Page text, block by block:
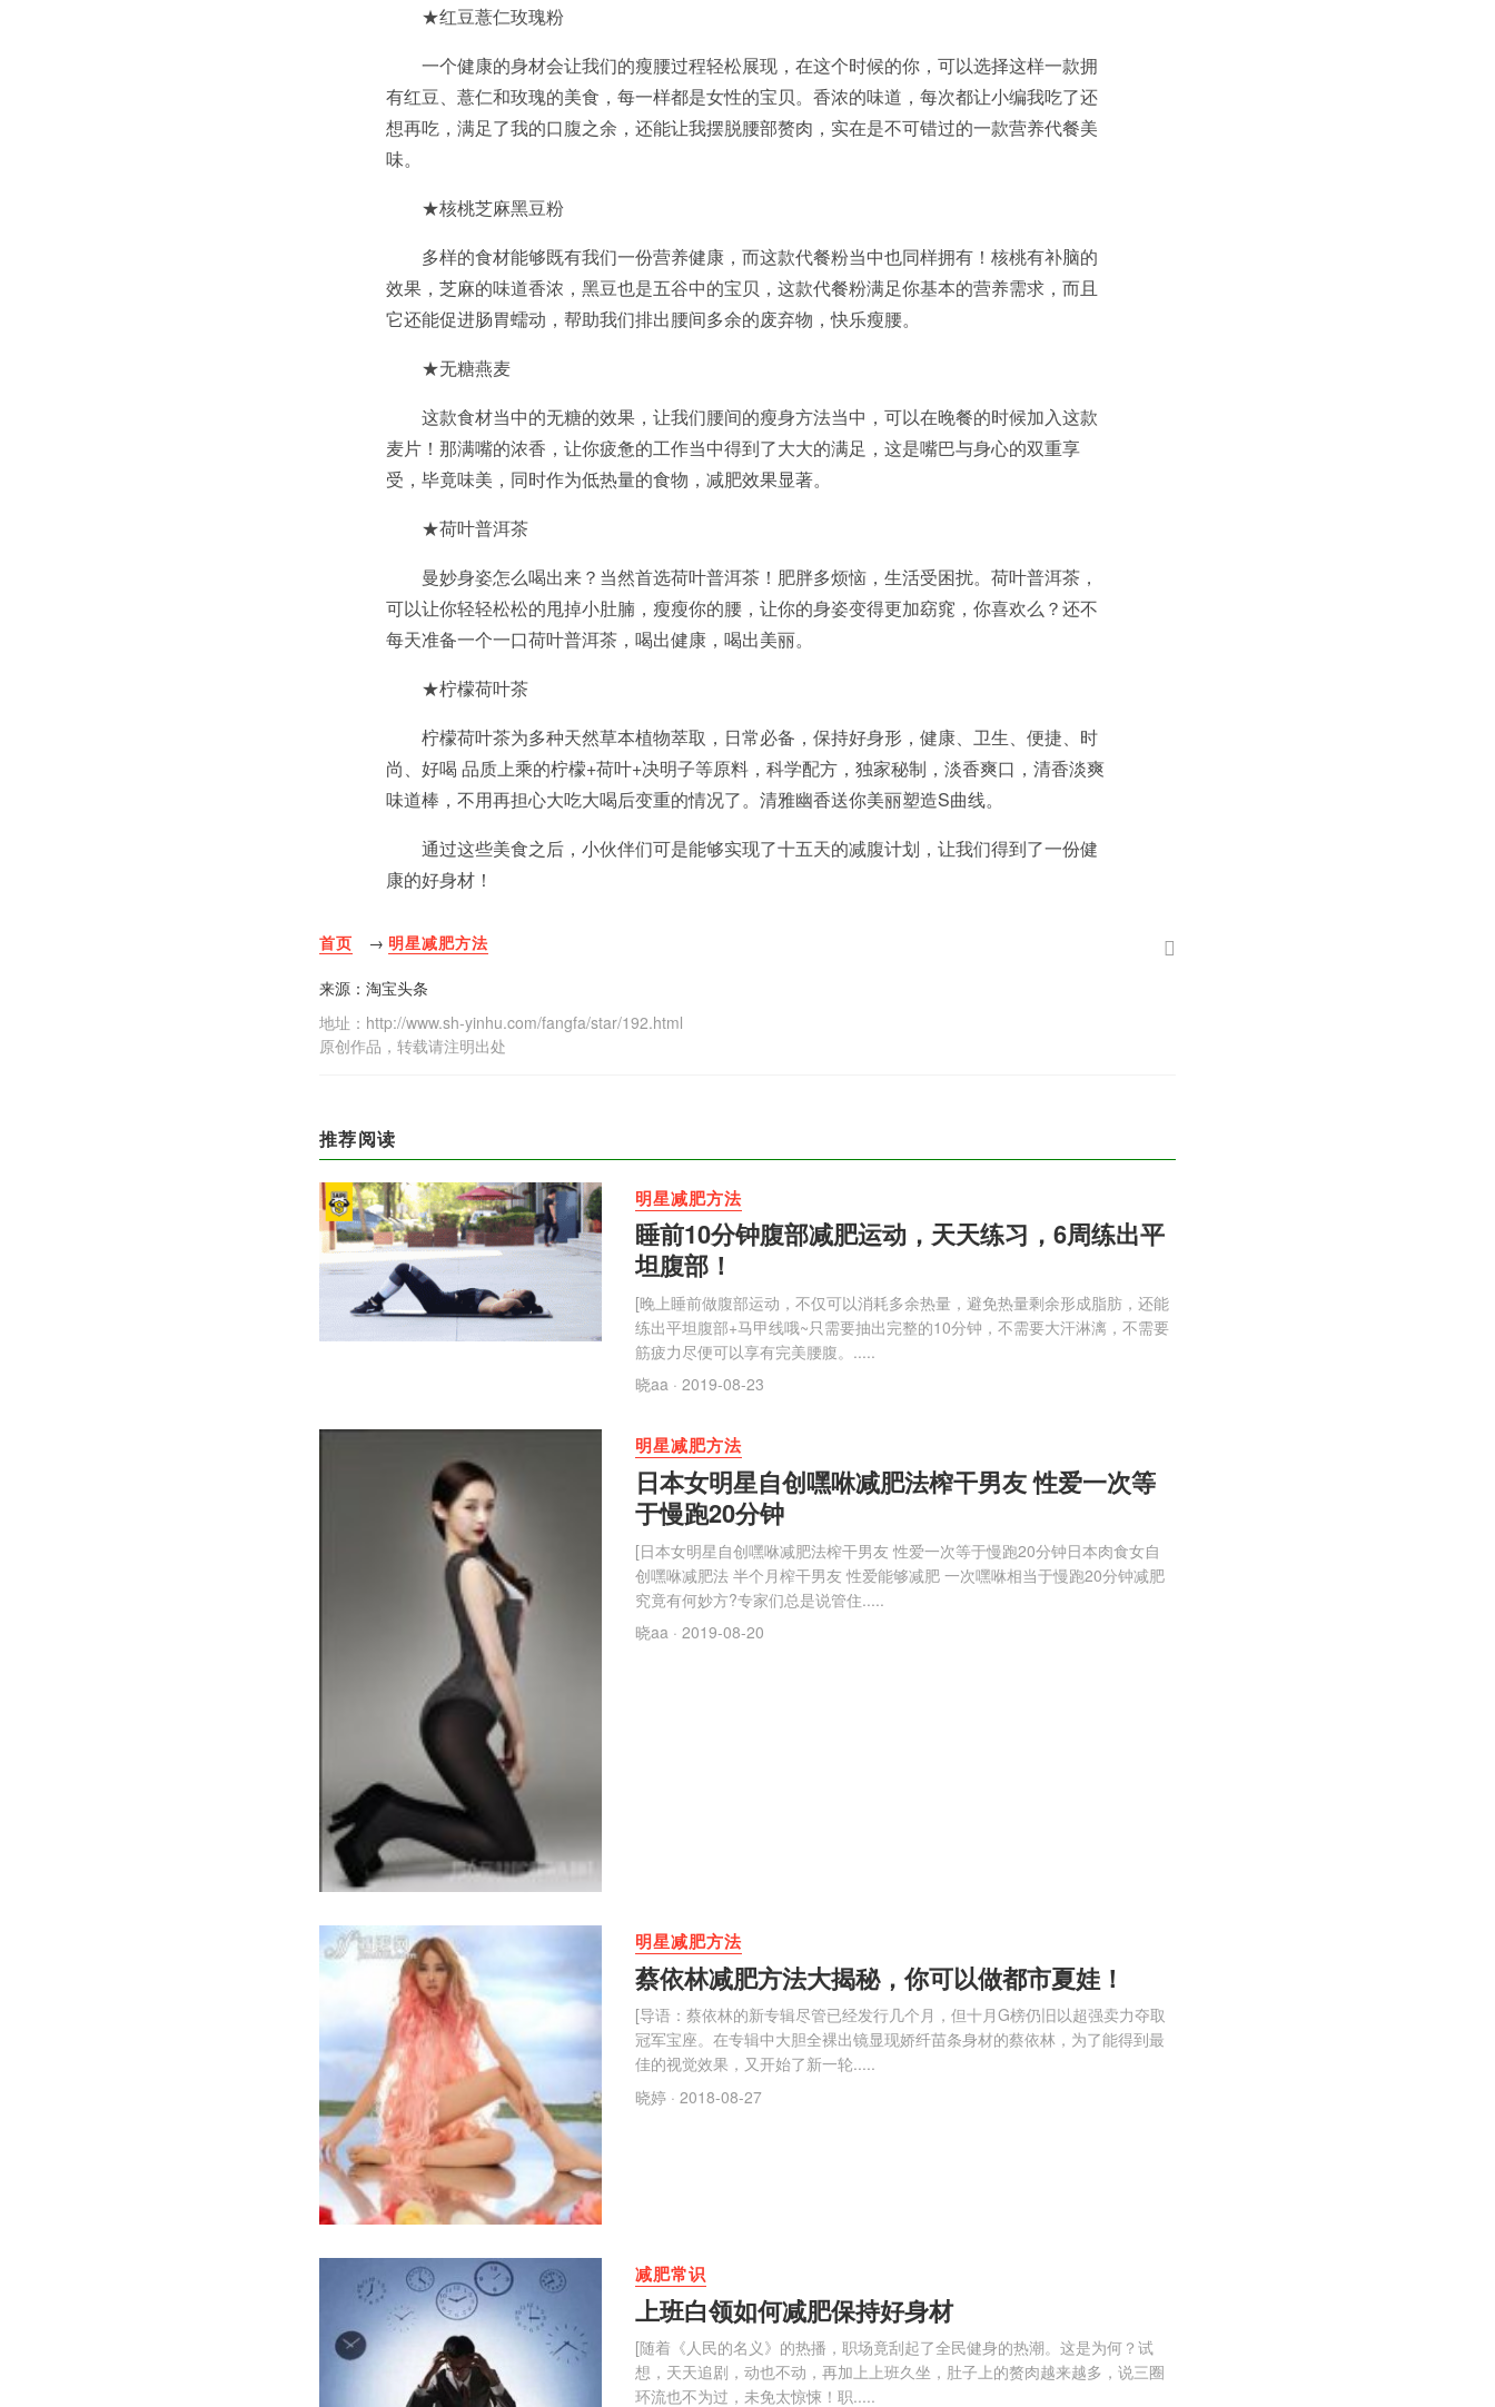
★红豆薏仁玫瑰粉
一个健康的身材会让我们的瘦腰过程轻松展现，在这个时候的你，可以选择这样一款拥
有红豆、薏仁和玫瑰的美食，每一样都是女性的宝贝。香浓的味道，每次都让小编我吃了还
想再吃，满足了我的口腹之余，还能让我摆脱腰部赘肉，实在是不可错过的一款营养代餐美
味。
★核桃芝麻黑豆粉
多样的食材能够既有我们一份营养健康，而这款代餐粉当中也同样拥有！核桃有补脑的
效果，芝麻的味道香浓，黑豆也是五谷中的宝贝，这款代餐粉满足你基本的营养需求，而且
它还能促进肠胃蠕动，帮助我们排出腰间多余的废弃物，快乐瘦腰。
★无糖燕麦
这款食材当中的无糖的效果，让我们腰间的瘦身方法当中，可以在晚餐的时候加入这款
麦片！那满嘴的浓香，让你疲惫的工作当中得到了大大的满足，这是嘴巴与身心的双重享
受，毕竟味美，同时作为低热量的食物，减肥效果显著。
★荷叶普洱茶
曼妙身姿怎么喝出来？当然首选荷叶普洱茶！肥胖多烦恼，生活受困扰。荷叶普洱茶，
可以让你轻轻松松的甩掉小肚腩，瘦瘦你的腰，让你的身姿变得更加窈窕，你喜欢么？还不
每天准备一个一口荷叶普洱茶，喝出健康，喝出美丽。
★柠檬荷叶茶
柠檬荷叶茶为多种天然草本植物萃取，日常必备，保持好身形，健康、卫生、便捷、时
尚、好喝 品质上乘的柠檬+荷叶+决明子等原料，科学配方，独家秘制，淡香爽口，清香淡爽
味道棒，不用再担心大吃大喝后变重的情况了。清雅幽香送你美丽塑造S曲线。
通过这些美食之后，小伙伴们可是能够实现了十五天的减腹计划，让我们得到了一份健
康的好身材！
首页 → 明星减肥方法
来源：淘宝头条
地址：http://www.sh-yinhu.com/fangfa/star/192.html
原创作品，转载请注明出处
推荐阅读
明星减肥方法
睡前10分钟腹部减肥运动，天天练习，6周练出平
坦腹部！
[晚上睡前做腹部运动，不仅可以消耗多余热量，避免热量剩余形成脂肪，还能
练出平坦腹部+马甲线哦~只需要抽出完整的10分钟，不需要大汗淋漓，不需要
筋疲力尽便可以享有完美腰腹。.....
晓aa · 2019-08-23
明星减肥方法
日本女明星自创嘿咻减肥法榨干男友 性爱一次等
于慢跑20分钟
[日本女明星自创嘿咻减肥法榨干男友 性爱一次等于慢跑20分钟日本肉食女自
创嘿咻减肥法 半个月榨干男友 性爱能够减肥 一次嘿咻相当于慢跑20分钟减肥
究竟有何妙方?专家们总是说管住.....
晓aa · 2019-08-20
明星减肥方法
蔡依林减肥方法大揭秘，你可以做都市夏娃！
[导语：蔡依林的新专辑尽管已经发行几个月，但十月G榜仍旧以超强卖力夺取
冠军宝座。在专辑中大胆全裸出镜显现娇纤苗条身材的蔡依林，为了能得到最
佳的视觉效果，又开始了新一轮.....
晓婷 · 2018-08-27
减肥常识
上班白领如何减肥保持好身材
[随着《人民的名义》的热播，职场竟刮起了全民健身的热潮。这是为何？试
想，天天追剧，动也不动，再加上上班久坐，肚子上的赘肉越来越多，说三圈
环流也不为过，未免太惊悚！职.....